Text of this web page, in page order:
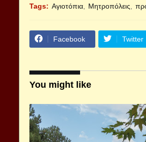
Tags: Αγιοτόπια Μητροπόλεις
Facebook Twitter
You might like